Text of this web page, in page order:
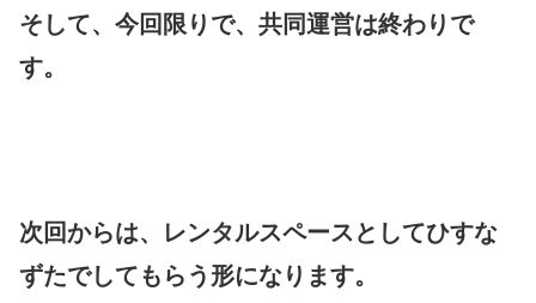
そして、今回限りで、共同運営は終わりで
す。
次回からは、レンタルスペースとしてひすな
ずたでしてもらう形になります。